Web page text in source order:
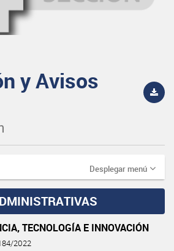
y Avisos
Desplegar menú
TECNOLOGÍA E INNOVACIÓN
2022